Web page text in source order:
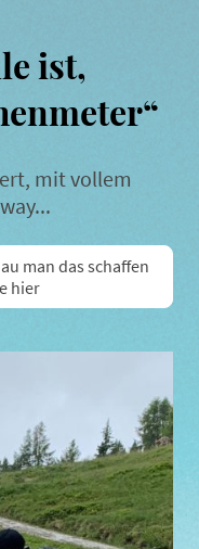
ist,
mit vollem
man das schaffen
hier